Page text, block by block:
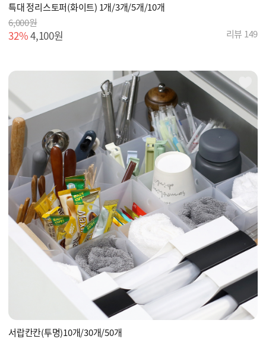
특대 정리스토퍼(화이트) 1개/3개/5개/10개
6,000원
32%4,100원 리뷰 149
서랍칸칸(투명)10개/30개/50개